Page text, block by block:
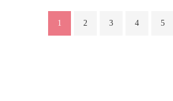
1 2 3 4 5